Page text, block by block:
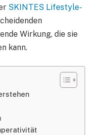
SKINTES Lifestyle-
Wirkung, die sie
kann.